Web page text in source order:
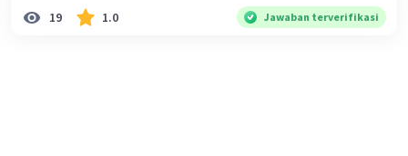
deskriptif B. objektif C. informatif D. kritis
19 1.0 Jawaban terverifikasi